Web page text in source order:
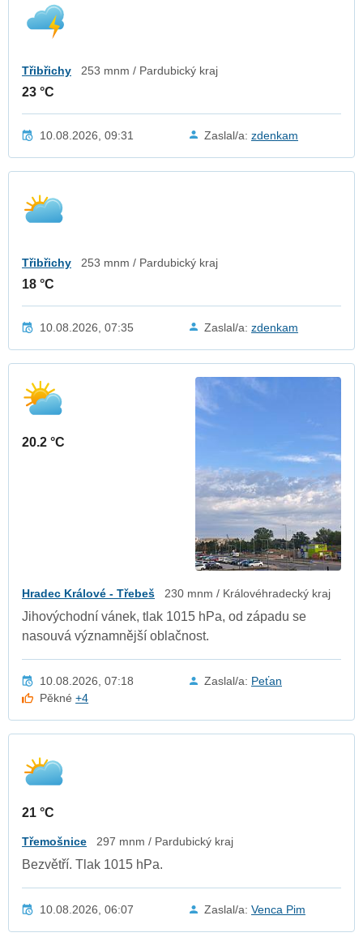
Třibřichy 253 mnm / Pardubický kraj
23 °C
10.08.2026, 09:31 Zaslal/a: zdenkam
Třibřichy 253 mnm / Pardubický kraj
18 °C
10.08.2026, 07:35 Zaslal/a: zdenkam
20.2 °C
Hradec Králové - Třebeš 230 mnm / Královéhradecký kraj
Jihovýchodní vánek, tlak 1015 hPa, od západu se
nasouvá významnější oblačnost.
10.08.2026, 07:18 Zaslal/a: Peťan
Pěkné+4
21 °C
Třemošnice 297 mnm / Pardubický kraj
Bezvětří. Tlak 1015 hPa.
10.08.2026, 06:07 Zaslal/a: Venca Pim